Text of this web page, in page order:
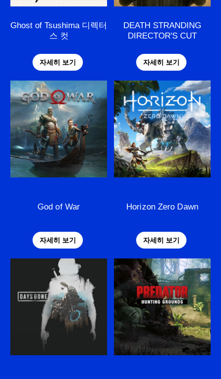
Ghost of Tsushima 디렉터
스 컷
자세히 보기
DEATH STRANDING
DIRECTOR'S CUT
자세히 보기
God of War
자세히 보기
Horizon Zero Dawn
자세히 보기